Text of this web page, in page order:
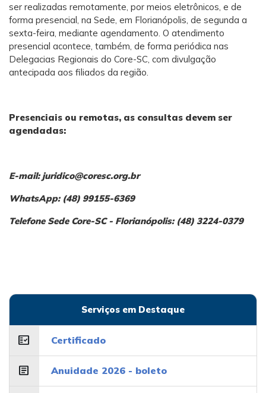
ser realizadas remotamente, por meios eletrônicos, e de
forma presencial, na Sede, em Florianópolis, de segunda a
sexta-feira, mediante agendamento. O atendimento
presencial acontece, também, de forma periódica nas
Delegacias Regionais do Core-SC, com divulgação
antecipada aos filiados da região.
Presenciais ou remotas, as consultas devem ser
agendadas:
E-mail:juridico@coresc.org.br
WhatsApp: (48) 99155-6369
Telefone Sede Core-SC - Florianópolis: (48) 3224-0379
Serviços em Destaque
fact_check Certificado
article Anuidade 2026 - boleto